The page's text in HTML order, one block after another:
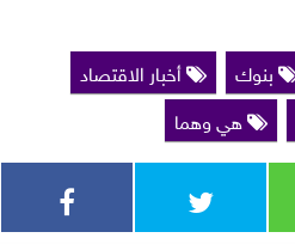
بنوك
أخبار الاقتصاد
هي وهما